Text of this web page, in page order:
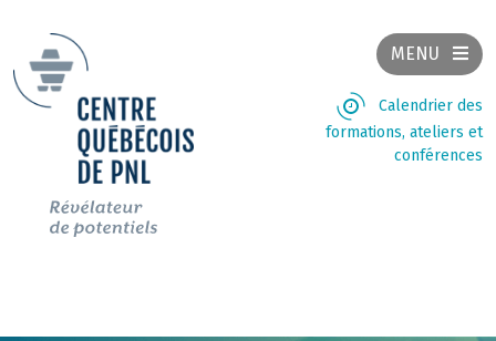
MENU
Calendrier des
formations, ateliers et
conférences